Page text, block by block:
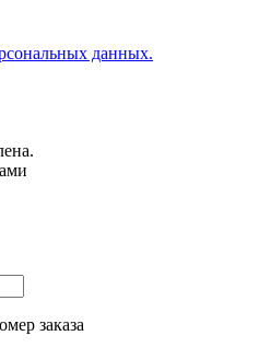
данных.
заказа